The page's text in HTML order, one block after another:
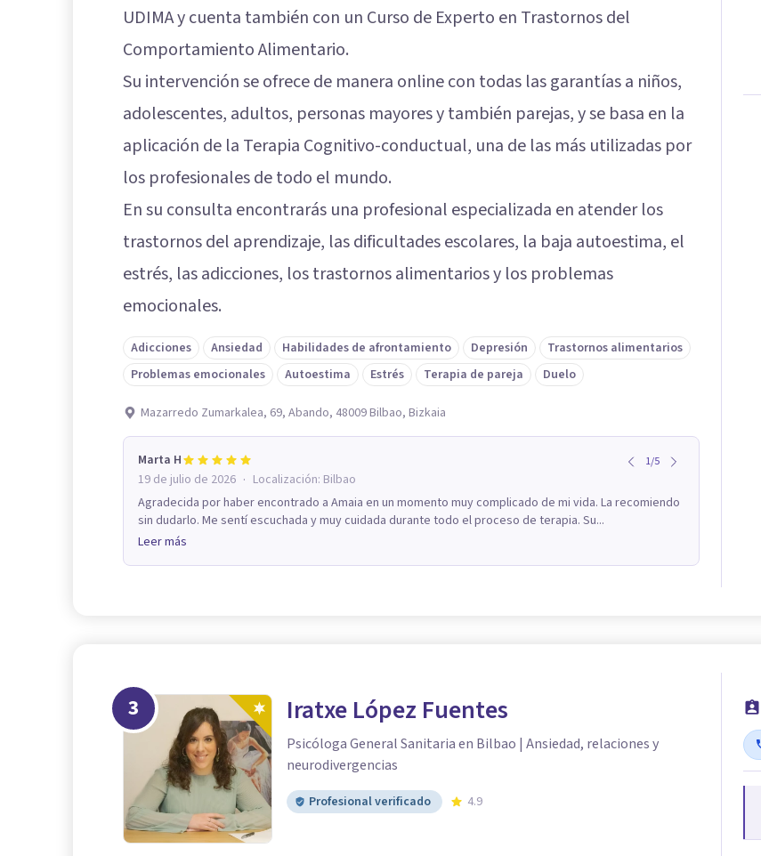
UDIMA y cuenta también con un Curso de Experto en Trastornos del
Comportamiento Alimentario.
Su intervención se ofrece de manera online con todas las garantías a niños,
adolescentes, adultos, personas mayores y también parejas, y se basa en la
aplicación de la Terapia Cognitivo-conductual, una de las más utilizadas por
los profesionales de todo el mundo.
En su consulta encontrarás una profesional especializada en atender los
trastornos del aprendizaje, las dificultades escolares, la baja autoestima, el
estrés, las adicciones, los trastornos alimentarios y los problemas
emocionales.
Adicciones Ansiedad Habilidades de afrontamiento Depresión
Trastornos alimentarios
Problemas emocionales
Autoestima Estrés Terapia de pareja Duelo
Mazarredo Zumarkalea, 69, Abando, 48009 Bilbao, Bizkaia
Marta H 1/5
19 de julio de 2026 · Localización: Bilbao
Agradecida por haber encontrado a Amaia en un momento muy complicado de mi vida. La recomiendo
sin dudarlo. Me sentí escuchada y muy cuidada durante todo el proceso de terapia. Su...
Leer más
3 Iratxe López Fuentes
Psicóloga General Sanitaria en Bilbao | Ansiedad, relaciones y
neurodivergencias
Profesional verificado 4.9